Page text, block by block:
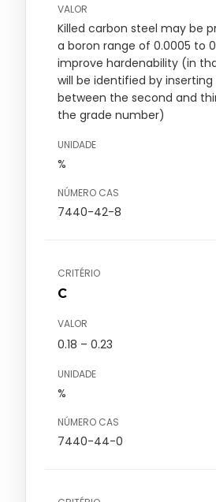
VALOR
Killed carbon steel may be
a boron range of 0.0005 to
improve hardenability (in
will be identified by inserting
between the second and
the grade number)
UNIDADE
%
NÚMERO CAS
7440-42-8
CRITÉRIO
C
VALOR
0.18 – 0.23
UNIDADE
%
NÚMERO CAS
7440-44-0